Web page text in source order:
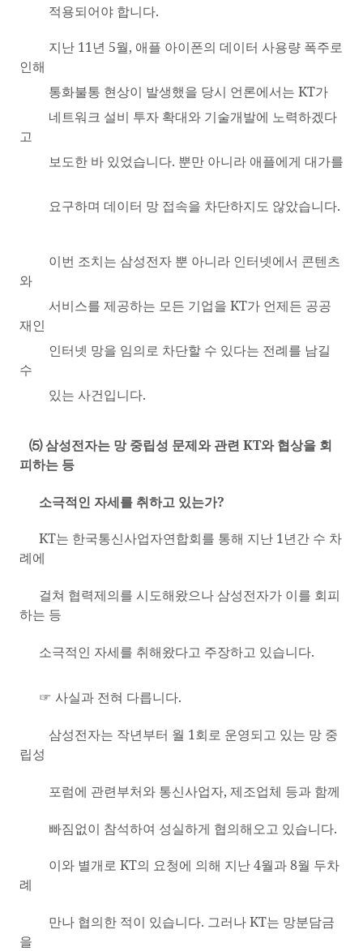
적용되어야 합니다.
지난 11년 5월, 애플 아이폰의 데이터 사용량 폭주로
인해
통화불통 현상이 발생했을 당시 언론에서는 KT가
네트워크 설비 투자 확대와 기술개발에 노력하겠다
고
보도한 바 있었습니다. 뿐만 아니라 애플에게 대가를
요구하며 데이터 망 접속을 차단하지도 않았습니다.
이번 조치는 삼성전자 뿐 아니라 인터넷에서 콘텐츠
와
서비스를 제공하는 모든 기업을 KT가 언제든 공공
재인
인터넷 망을 임의로 차단할 수 있다는 전례를 남길
수
있는 사건입니다.
⑸ 삼성전자는 망 중립성 문제와 관련 KT와 협상을 회
피하는 등
소극적인 자세를 취하고 있는가?
KT는 한국통신사업자연합회를 통해 지난 1년간 수 차
례에
걸쳐 협력제의를 시도해왔으나 삼성전자가 이를 회피
하는 등
소극적인 자세를 취해왔다고 주장하고 있습니다.
☞ 사실과 전혀 다릅니다.
삼성전자는 작년부터 월 1회로 운영되고 있는 망 중
립성
포럼에 관련부처와 통신사업자, 제조업체 등과 함께
빠짐없이 참석하여 성실하게 협의해오고 있습니다.
이와 별개로 KT의 요청에 의해 지난4월과8월 두차
례
만나 협의한 적이 있습니다. 그러나KT는 망분담금
을